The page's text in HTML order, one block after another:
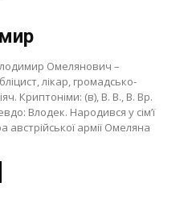
Омелянович –
лікар, громадсько-
Криптоніми: (в), В. В., В. Вр.
Влодек. Народився у сім’ї
австрійської армії Омеляна